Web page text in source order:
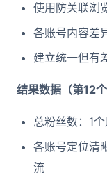
使用防关联浏
各账号内容差
建立统一但有
结果数据（第12个
总粉丝数：1
各账号定位清
流